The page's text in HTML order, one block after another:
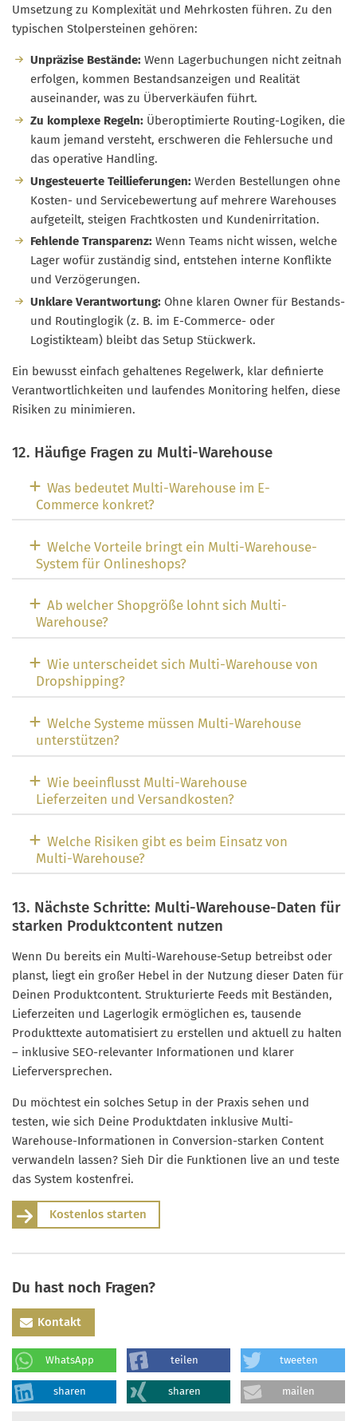
Umsetzung zu Komplexität und Mehrkosten führen. Zu den
typischen Stolpersteinen gehören:
Unpräzise Bestände: Wenn Lagerbuchungen nicht zeitnah
erfolgen, kommen Bestandsanzeigen und Realität
auseinander, was zu Überverkäufen führt.
Zu komplexe Regeln: Überoptimierte Routing-Logiken, die
kaum jemand versteht, erschweren die Fehlersuche und
das operative Handling.
Ungesteuerte Teillieferungen: Werden Bestellungen ohne
Kosten- und Servicebewertung auf mehrere Warehouses
aufgeteilt, steigen Frachtkosten und Kundenirritation.
Fehlende Transparenz: Wenn Teams nicht wissen, welche
Lager wofür zuständig sind, entstehen interne Konflikte
und Verzögerungen.
Unklare Verantwortung: Ohne klaren Owner für Bestands-
und Routinglogik (z. B. im E-Commerce- oder
Logistikteam) bleibt das Setup Stückwerk.
Ein bewusst einfach gehaltenes Regelwerk, klar definierte
Verantwortlichkeiten und laufendes Monitoring helfen, diese
Risiken zu minimieren.
12. Häufige Fragen zu Multi-Warehouse
Was bedeutet Multi-Warehouse im E-
Commerce konkret?
Welche Vorteile bringt ein Multi-Warehouse-
System für Onlineshops?
Ab welcher Shopgröße lohnt sich Multi-
Warehouse?
Wie unterscheidet sich Multi-Warehouse von
Dropshipping?
Welche Systeme müssen Multi-Warehouse
unterstützen?
Wie beeinflusst Multi-Warehouse
Lieferzeiten und Versandkosten?
Welche Risiken gibt es beim Einsatz von
Multi-Warehouse?
13. Nächste Schritte: Multi-Warehouse-Daten für
starken Produktcontent nutzen
Wenn Du bereits ein Multi-Warehouse-Setup betreibst oder
planst, liegt ein großer Hebel in der Nutzung dieser Daten für
Deinen Produktcontent. Strukturierte Feeds mit Beständen,
Lieferzeiten und Lagerlogik ermöglichen es, tausende
Produkttexte automatisiert zu erstellen und aktuell zu halten
– inklusive SEO-relevanter Informationen und klarer
Lieferversprechen.
Du möchtest ein solches Setup in der Praxis sehen und
testen, wie sich Deine Produktdaten inklusive Multi-
Warehouse-Informationen in Conversion-starken Content
verwandeln lassen? Sieh Dir die Funktionen live an und teste
das System kostenfrei.
Kostenlos starten
Du hast noch Fragen?
Kontakt
WhatsApp teilen tweeten
sharen sharen mailen